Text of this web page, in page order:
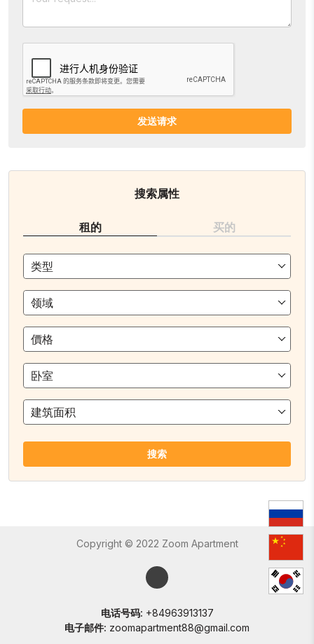
发送请求
搜索属性
租的 买的
类型
领域
價格
卧室
建筑面积
搜索
Copyright © 2022 Zoom Apartment
电话号码: +84963913137
电子邮件: zoomapartment88@gmail.com